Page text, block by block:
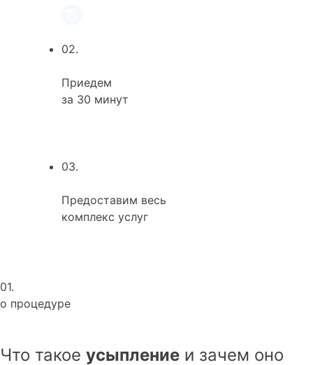
02.
Приедем
за 30 минут
03.
Предоставим весь
комплекс услуг
01.
о процедуре
Что такое усыпление и зачем оно